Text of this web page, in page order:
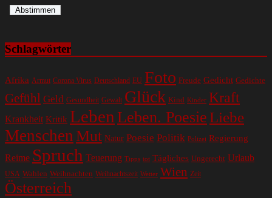
Schlagwörter
Afrika Armut Corona Virus Deutschland EU Foto Freude Gedicht Gedichte
Gefühl Geld Gesundheit Gewalt Glück Kind Kinder Kraft
Krankheit Kritik Leben Leben. Poesie Liebe
Menschen Mut Natur Poesie Politik Polizei Regierung
Reime Spruch Teuerung Tipps tot Tägliches Ungerecht Urlaub
USA Wahlen Weihnachten Weihnachtszeit Wetter Wien Zeit
Österreich